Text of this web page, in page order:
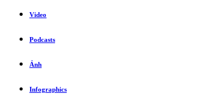
Video
Podcasts
Ảnh
Infographics